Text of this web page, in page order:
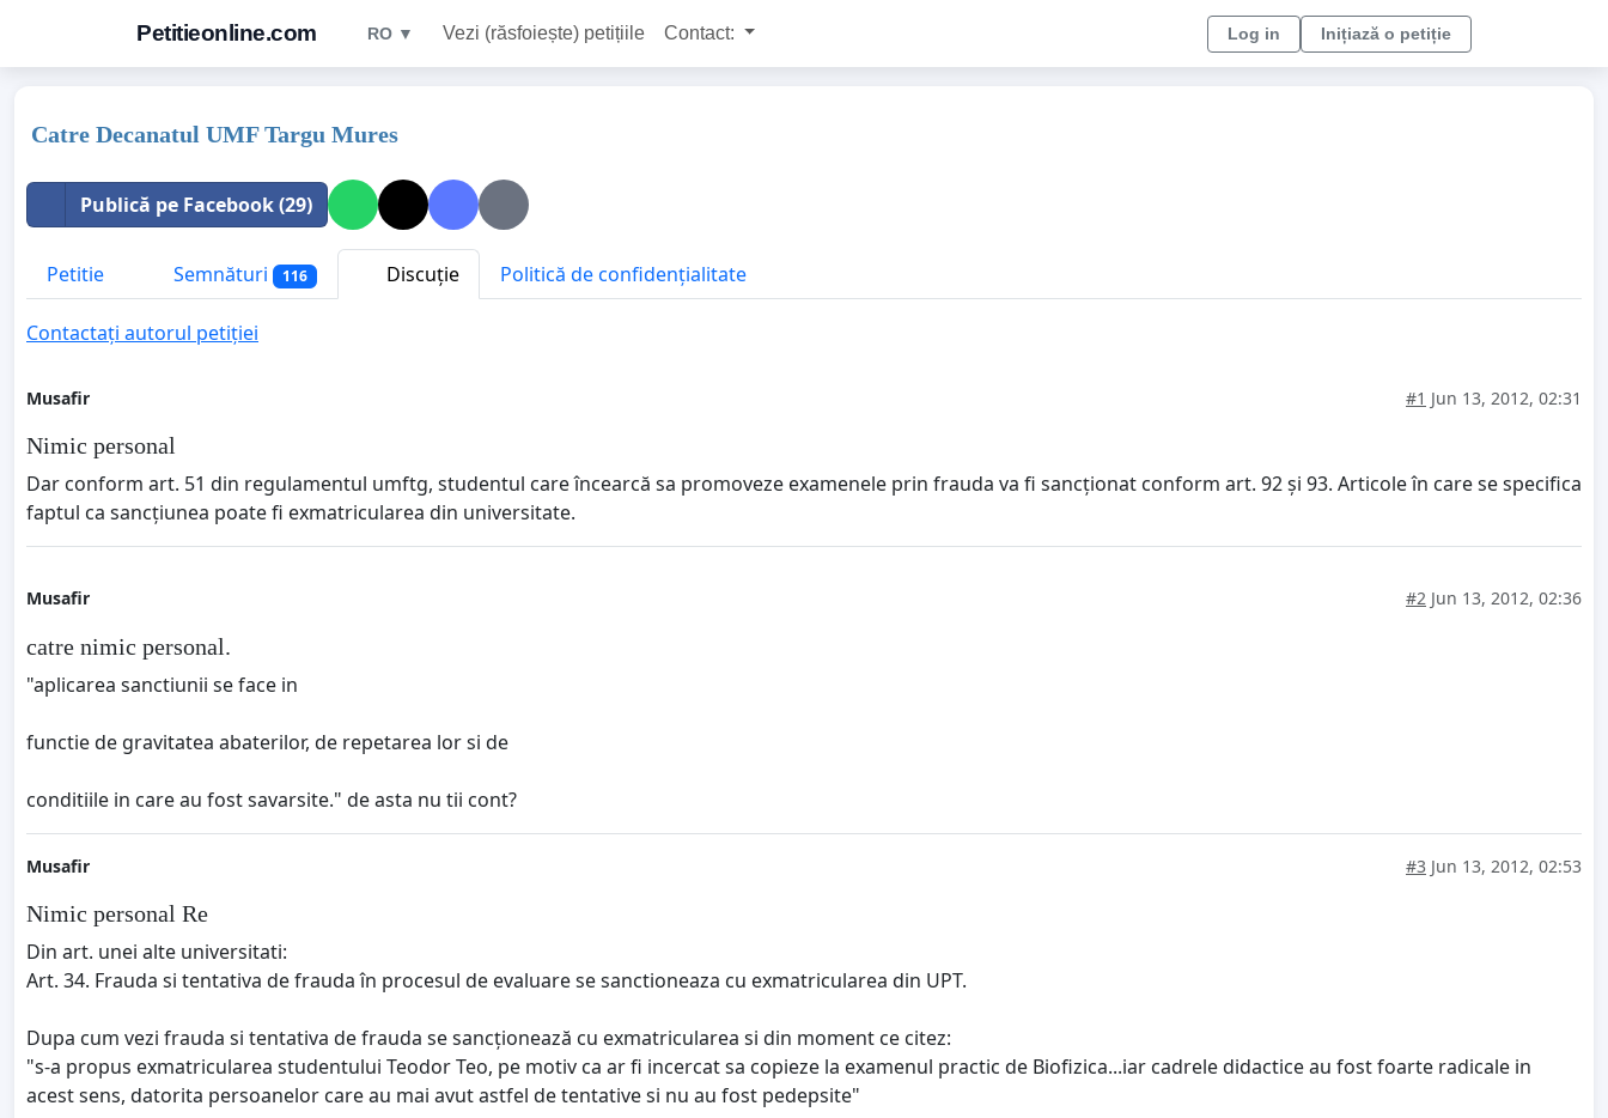
Petitieonline.com RO ▼ Vezi (răsfoiește) petițiile Contact: Log in Inițiază o petiție
Catre Decanatul UMF Targu Mures
Publică pe Facebook (29)
Petitie Semnături 116 Discuție Politică de confidențialitate
Contactați autorul petiției
Musafir #1 Jun 13, 2012, 02:31
Nimic personal
Dar conform art. 51 din regulamentul umftg, studentul care încearcă sa promoveze examenele prin frauda va fi sancționat conform art. 92 și 93. Articole în care se specifica
faptul ca sancțiunea poate fi exmatricularea din universitate.
Musafir #2 Jun 13, 2012, 02:36
catre nimic personal.
"aplicarea sanctiunii se face in
functie de gravitatea abaterilor, de repetarea lor si de
conditiile in care au fost savarsite." de asta nu tii cont?
Musafir #3 Jun 13, 2012, 02:53
Nimic personal Re
Din art. unei alte universitati:
Art. 34. Frauda si tentativa de frauda în procesul de evaluare se sanctioneaza cu exmatricularea din UPT.
Dupa cum vezi frauda si tentativa de frauda se sancționează cu exmatricularea si din moment ce citez:
"s-a propus exmatricularea studentului Teodor Teo, pe motiv ca ar fi incercat sa copieze la examenul practic de Biofizica...iar cadrele didactice au fost foarte radicale in
acest sens, datorita persoanelor care au mai avut astfel de tentative si nu au fost pedepsite"